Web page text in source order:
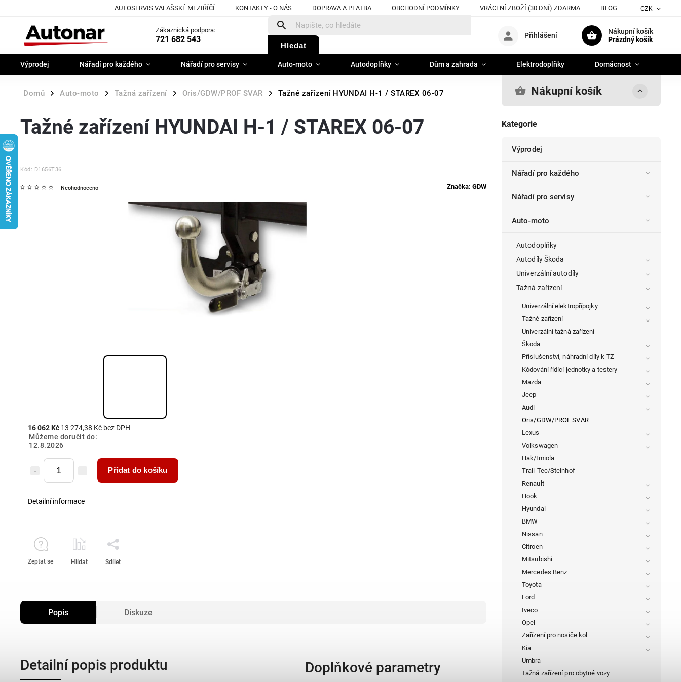
AUTOSERVIS VALAŠSKÉ MEZIŘÍČÍ KONTAKTY - O NÁS DOPRAVA A PLATBA OBCHODNÍ PODMÍNKY VRÁCENÍ ZBOŽÍ (30 DNÍ) ZDARMA BLOG CZK
Zákaznická podpora:
721 682 543
Hledat
Nákupní košík
Prázdný košík
Přihlášení
Výprodej Nářadí pro každého Nářadí pro servisy Auto-moto Autodoplňky Dům a zahrada Elektrodoplňky Domácnost
Domů / Auto-moto / Tažná zařízení / Oris/GDW/PROF SVAR / Tažné zařízení HYUNDAI H-1 / STAREX 06-07 Nákupní košík
Kategorie
Výprodej
Nářadí pro každého
Nářadí pro servisy
Auto-moto
Autodoplňky
Autodíly Škoda
Univerzální autodíly
Tažná zařízení
Univerzální elektropřípojky
Tažné zařízení
Univerzální tažná zařízení
Škoda
Příslušenství, náhradní díly k TZ
Kódování řídící jednotky a testery
Mazda
Jeep
Audi
Oris/GDW/PROF SVAR
Lexus
Volkswagen
Hak/Imiola
Trail-Tec/Steinhof
Renault
Hook
Hyundai
BMW
Nissan
Citroen
Mitsubishi
Mercedes Benz
Toyota
Ford
Iveco
Opel
Zařízení pro nosiče kol
Kia
Umbra
Tažná zařízení pro obytné vozy
Tažné zařízení HYUNDAI H-1 / STAREX 06-07
Kód: D1656T36
Neohodnoceno Značka: GDW
16 062 Kč 13 274,38 Kč bez DPH
Můžeme doručit do:
12.8.2026
Přidat do košíku
Detailní informace
Zeptat se Hlídat Sdílet
Popis Diskuze
Detailní popis produktu Doplňkové parametry